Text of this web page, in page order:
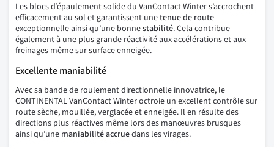
Les blocs d’épaulement solide du VanContact Winter s’accrochent
efficacement au sol et garantissent unetenue de route
exceptionnelle ainsi qu’une bonnestabilité. Cela contribue
également à une plus grande réactivité aux accélérations et aux
freinages même sur surface enneigée.
Excellente maniabilité
Avec sa bande de roulement directionnelle innovatrice, le
CONTINENTAL VanContact Winter octroie un excellent contrôle sur
route sèche, mouillée, verglacée et enneigée. Il en résulte des
directions plus réactives même lors des manœuvres brusques
ainsi qu’une maniabilité accruedans les virages.